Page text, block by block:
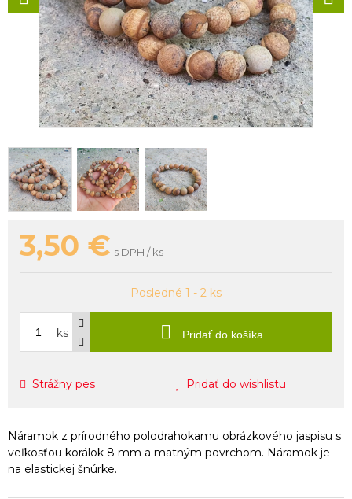
3,50 € s DPH / ks
Posledné 1 - 2 ks
ks Pridať do košíka
Strážny pes Pridať do wishlistu
Náramok z prírodného polodrahokamu obrázkového jaspisu s
veľkosťou korálok 8 mm a matným povrchom. Náramok je
na elastickej šnúrke.